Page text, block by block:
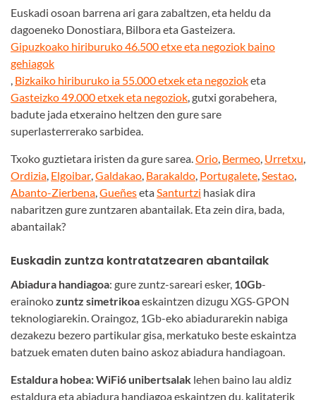
Euskadi osoan barrena ari gara zabaltzen, eta heldu da
dagoeneko Donostiara, Bilbora eta Gasteizera.
Gipuzkoako hiriburuko 46.500 etxe eta negoziok baino
gehiagok
, Bizkaiko hiriburuko ia 55.000 etxek eta negozioketa
Gasteizko 49.000 etxek eta negoziok, gutxi gorabehera,
badute jada etxeraino heltzen den gure sare
superlasterrerako sarbidea.
Txoko guztietara iristen da gure sarea.Orio, Bermeo, Urretxu,
Ordizia, Elgoibar,Galdakao, Barakaldo, Portugalete,Sestao,
Abanto-Zierbena,GueñesetaSanturtzi hasiak dira
nabaritzen gure zuntzaren abantailak. Eta zein dira, bada,
abantailak?
Euskadin zuntza kontratatzearen abantailak
Abiadura handiagoa: gure zuntz-sareari esker, 10Gb-
erainokozuntz simetrikoaeskaintzen dizugu XGS-GPON
teknologiarekin. Oraingoz, 1Gb-eko abiadurarekin nabiga
dezakezu bezero partikular gisa, merkatuko beste eskaintza
batzuek ematen duten baino askoz abiadura handiagoan.
Estaldura hobea:WiFi6 unibertsalak lehen baino lau aldiz
estaldura eta abiadura handiagoa eskaintzen du, kalitaterik